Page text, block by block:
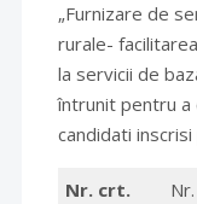
„Furnizare de
rurale-
la servicii de
întrunit pentru a
candidati
Nr. crt.
Nr.